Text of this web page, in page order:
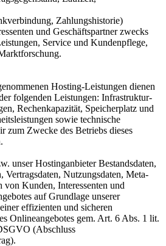
Zahlungshistorie)
und Geschäftspartner zwecks
Service und Kundenpflege,
Hosting-Leistungen dienen
folgenden Leistungen: Infrastruktur-
Rechenkapazität, Speicherplatz und
sowie technische
zum Zwecke des Betriebs dieses
unser Hostinganbieter Bestandsdaten,
Vertragsdaten, Nutzungsdaten, Meta-
Kunden, Interessenten und
auf Grundlage unserer
effizienten und sicheren
Onlineangebotes gem. Art. 6 Abs. 1 lit.
(Abschluss